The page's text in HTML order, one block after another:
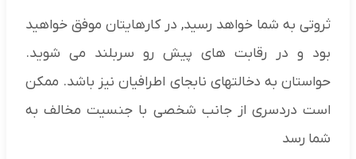
ثروتی به شما خواهد رسید, در کارهایتان موفق خواهید
بود و در رقابت های پیش رو سربلند می شوید.
حواستان به دخالتهای نابجای اطرافیان نیز باشد. ممکن
است دردسری از جانب شخصی با جنسیت مخالف به
شما رسد